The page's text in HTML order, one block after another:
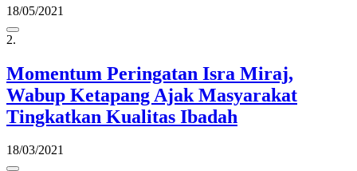
18/05/2021
2.
Momentum Peringatan Isra Miraj,
Wabup Ketapang Ajak Masyarakat
Tingkatkan Kualitas Ibadah
18/03/2021